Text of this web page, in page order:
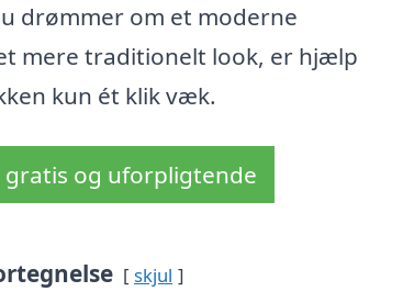
drømmer om et moderne
mere traditionelt look, er hjælp
kun ét klik væk.
gratis og uforpligtende
skjul